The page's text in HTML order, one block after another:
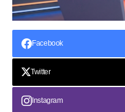
Facebook
Twitter
Instagram